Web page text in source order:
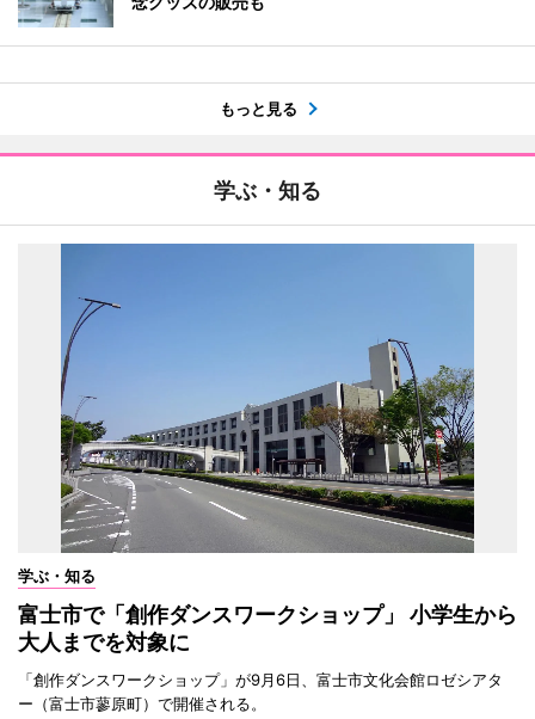
もっと見る
学ぶ・知る
学ぶ・知る
富士市で「創作ダンスワークショップ」 小学生から
大人までを対象に
「創作ダンスワークショップ」が9月6日、富士市文化会館ロゼシアタ
ー（富士市蓼原町）で開催される。